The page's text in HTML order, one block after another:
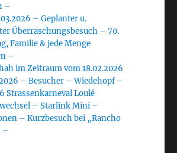
–
– Geplanter u.
Überraschungsbesuch – 70.
Familie & jede Menge
–
im Zeitraum vom 18.02.2026
– Besucher – Wiedehopf –
Strassenkarneval Loulé
– Starlink Mini –
– Kurzbesuch bei „Rancho
–